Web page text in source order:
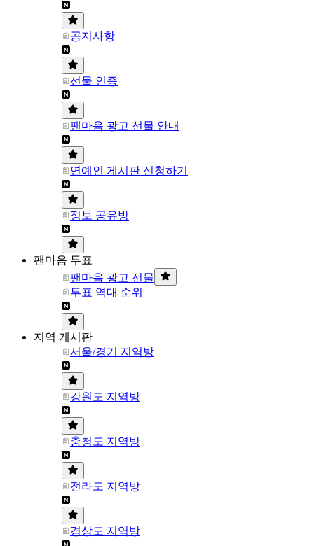
공지사항
선물 인증
팬마음 광고 선물 안내
연예인 게시판 신청하기
정보 공유방
팬마음 투표
팬마음 광고 선물
투표 역대 순위
지역 게시판
서울/경기 지역방
강원도 지역방
충청도 지역방
전라도 지역방
경상도 지역방